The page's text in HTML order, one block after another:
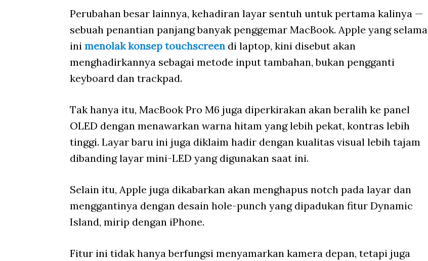
Perubahan besar lainnya, kehadiran layar sentuh untuk pertama kalinya —
sebuah penantian panjang banyak penggemar MacBook. Apple yang selama
ini menolak konsep touchscreen di laptop, kini disebut akan
menghadirkannya sebagai metode input tambahan, bukan pengganti
keyboard dan trackpad.
Tak hanya itu, MacBook Pro M6 juga diperkirakan akan beralih ke panel
OLED dengan menawarkan warna hitam yang lebih pekat, kontras lebih
tinggi. Layar baru ini juga diklaim hadir dengan kualitas visual lebih tajam
dibanding layar mini-LED yang digunakan saat ini.
Selain itu, Apple juga dikabarkan akan menghapus notch pada layar dan
menggantinya dengan desain hole-punch yang dipadukan fitur Dynamic
Island, mirip dengan iPhone.
Fitur ini tidak hanya berfungsi menyamarkan kamera depan, tetapi juga